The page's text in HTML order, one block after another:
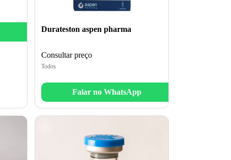
Durateston aspen pharma
Consultar preço
Todos
Falar no WhatsApp